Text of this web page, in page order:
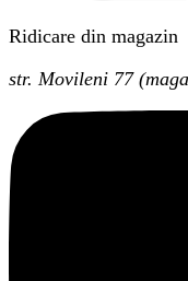
Ridicare din magazin
str. Movileni 77